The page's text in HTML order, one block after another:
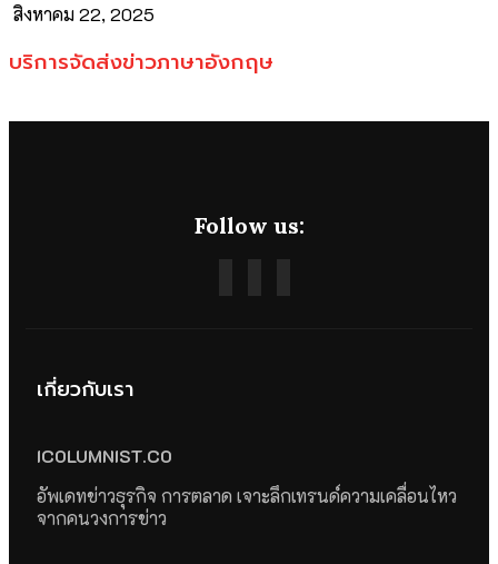
สิงหาคม 22, 2025
บริการจัดส่งข่าวภาษาอังกฤษ
Follow us:
เกี่ยวกับเรา
ICOLUMNIST.CO
อัพเดทข่าวธุรกิจ การตลาด เจาะลึกเทรนด์ความเคลื่อนไหว
จากคนวงการข่าว